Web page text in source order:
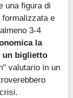
una figura di
e
3-4
la
un biglietto
valutario in un